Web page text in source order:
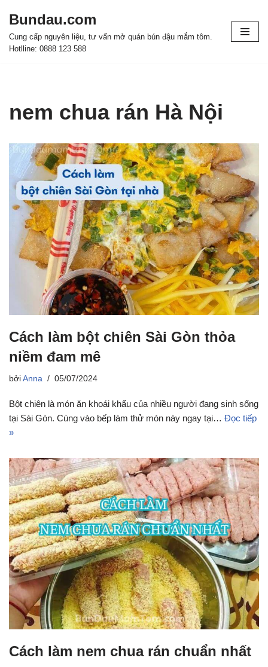
Chuyển
tới
Bundau.com
Cung cấp nguyên liệu, tư vấn mở quán bún đậu mắm tôm.
Hotlline: 0888 123 588
nem chua rán Hà Nội
Cách làm bột chiên Sài Gòn thỏa
niềm đam mê
bởi Anna 05/07/2024
Bột chiên là món ăn khoái khẩu của nhiều người đang sinh sống
tại Sài Gòn. Cùng vào bếp làm thử món này ngay tại… Đọc tiếp
»
Cách làm nem chua rán chuẩn nhất